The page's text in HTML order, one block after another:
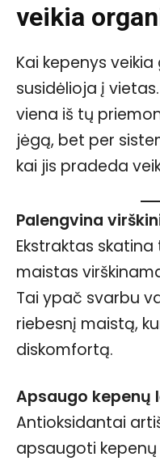
veikia
Kai kepenys
susidėlioja į
viena iš tų
jėgą, bet per
kai jis pradeda
Palengvina
Ekstraktas
maistas
Tai ypač svarbu
riebesnį maistą,
diskomfortą.
Apsaugo kepenų
Antioksidantai
apsaugoti